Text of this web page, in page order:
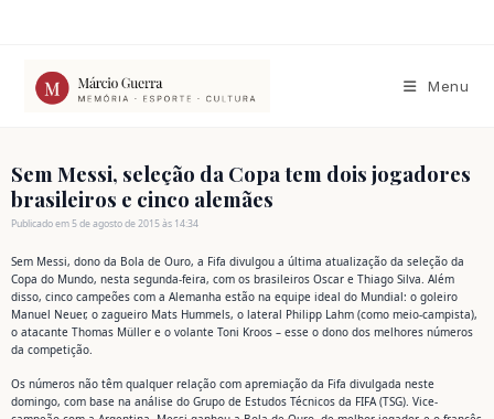
conteúdo
Menu
Sem Messi, seleção da Copa tem dois jogadores
brasileiros e cinco alemães
Publicado em 5 de agosto de 2015 às 14:34
Sem Messi, dono da Bola de Ouro, a Fifa divulgou a última atualização da seleção da
Copa do Mundo, nesta segunda-feira, com os brasileiros Oscar e Thiago Silva. Além
disso, cinco campeões com a Alemanha estão na equipe ideal do Mundial: o goleiro
Manuel Neuer, o zagueiro Mats Hummels, o lateral Philipp Lahm (como meio-campista),
o atacante Thomas Müller e o volante Toni Kroos – esse o dono dos melhores números
da competição.
Os números não têm qualquer relação com apremiação da Fifa divulgada neste
domingo, com base na análise do Grupo de Estudos Técnicos da FIFA (TSG). Vice-